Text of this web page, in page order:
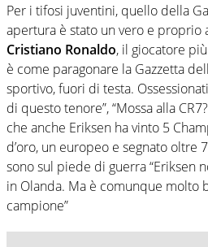
Per i tifosi juventini, quello della
apertura è stato un vero e proprio
Cristiano Ronaldo, il giocatore
è come paragonare la Gazzetta
sportivo, fuori di testa.
di questo tenore”, “Mossa alla
che anche Eriksen ha vinto 5
d’oro, un europeo e segnato oltre
sono sul piede di guerra “Eriksen
in Olanda. Ma è comunque molto
campione”